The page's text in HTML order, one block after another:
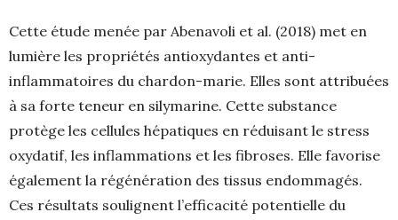
Cette étude menée par Abenavoli et al. (2018) met en
lumière les propriétés antioxydantes et anti-
inflammatoires du chardon-marie. Elles sont attribuées
à sa forte teneur en silymarine. Cette substance
protège les cellules hépatiques en réduisant le stress
oxydatif, les inflammations et les fibroses. Elle favorise
également la régénération des tissus endommagés.
Ces résultats soulignent l’efficacité potentielle du